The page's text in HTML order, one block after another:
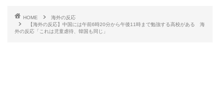
HOME
海外の反応
【海外の反応】中国には午前6時20分から午後11時まで勉強する高校がある 海
外の反応「これは児童虐待、韓国も同じ」